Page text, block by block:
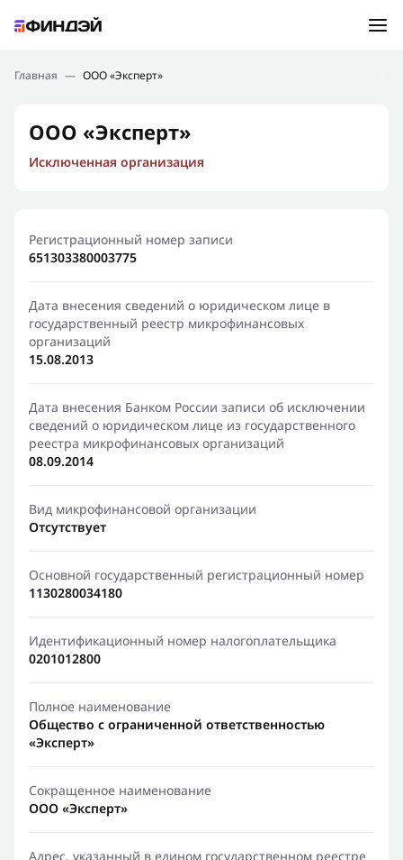
Подбор займа
Новости
Финансовое просвещение
Главная — ООО «Эксперт»
ООО «Эксперт»
Исключенная организация
Регистрационный номер записи
651303380003775
Дата внесения сведений о юридическом лице в
государственный реестр микрофинансовых
организаций
15.08.2013
Дата внесения Банком России записи об исключении
сведений о юридическом лице из государственного
реестра микрофинансовых организаций
08.09.2014
Вид микрофинансовой организации
Отсутствует
Основной государственный регистрационный номер
1130280034180
Идентификационный номер налогоплательщика
0201012800
Полное наименование
Общество с ограниченной ответственностью
«Эксперт»
Сокращенное наименование
ООО «Эксперт»
Адрес, указанный в едином государственном реестре
Ошибка:Контактная форма не найдена.
Спасибо, что написали нам
Мы свяжемся с Вами в ближайшее время и сообщим
результат
Отправить новый запрос